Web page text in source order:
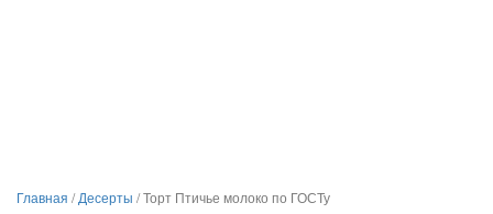
Главная /Десерты /Торт Птичье молоко по ГОСТу